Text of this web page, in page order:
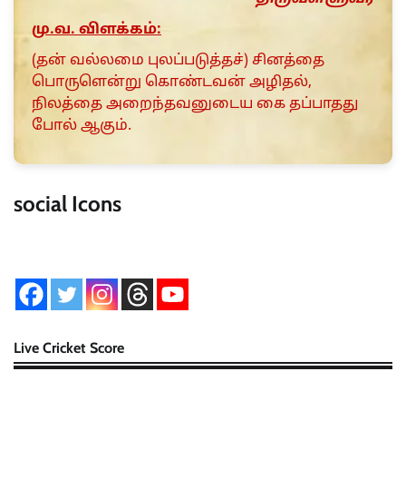
மு.வ. விளக்கம்:
(தன் வல்லமை புலப்படுத்தச்) சினத்தை
பொருளென்று கொண்டவன் அழிதல்,
நிலத்தை அறைந்தவனுடைய கை தப்பாதது
போல் ஆகும்.
social Icons
Live Cricket Score